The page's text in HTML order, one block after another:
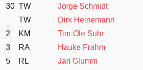
30 TW Jorge Schmidt
TW
Dirk Heinemann
2
KM Tim-Ole Suhr
3
RA Hauke Frahm
5
RL Jari Glumm